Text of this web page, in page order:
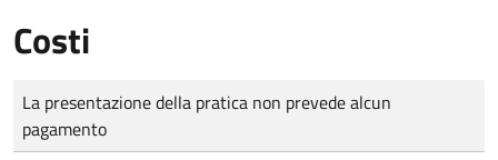
Costi
Tipo di pagamento
Importo
La presentazione della pratica non prevede alcun
pagamento